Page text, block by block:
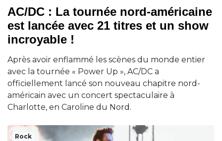
AC/DC : La tournée nord-américaine
est lancée avec 21 titres et un show
incroyable !
Après avoir enflammé les scènes du monde entier
avec la tournée « Power Up », AC/DC a
officiellement lancé son nouveau chapitre nord-
américain avec un concert spectaculaire à
Charlotte, en Caroline du Nord.
Rock